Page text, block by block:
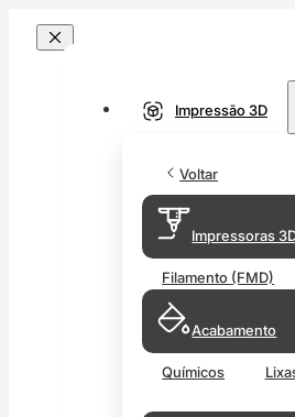
Impressão 3D
Voltar
Impressoras
Filamento (FMD)
Acabamento
Químicos